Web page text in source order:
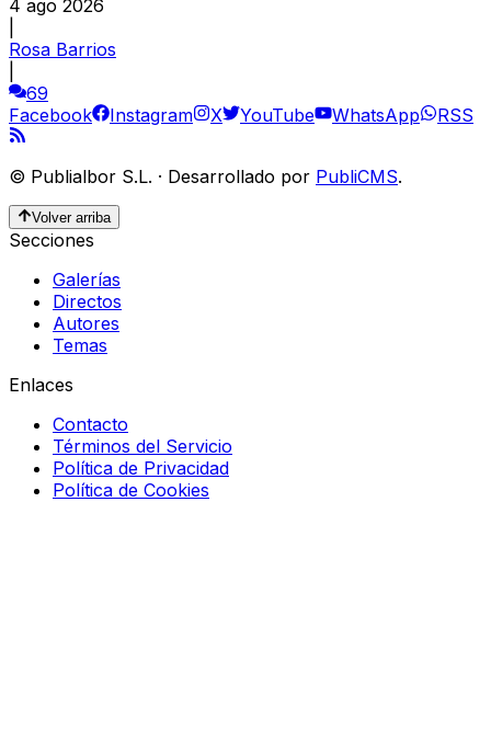
4 ago 2026
Rosa Barrios
69
Facebook
Instagram X YouTube WhatsApp RSS
© Publialbor S.L. · Desarrollado por PubliCMS.
Volver arriba
Secciones
Galerías
Directos
Autores
Temas
Enlaces
Contacto
Términos del Servicio
Política de Privacidad
Política de Cookies